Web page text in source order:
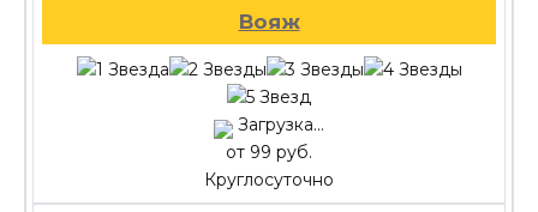
Вояж
Загрузка...
от 99 руб.
Круглосуточно